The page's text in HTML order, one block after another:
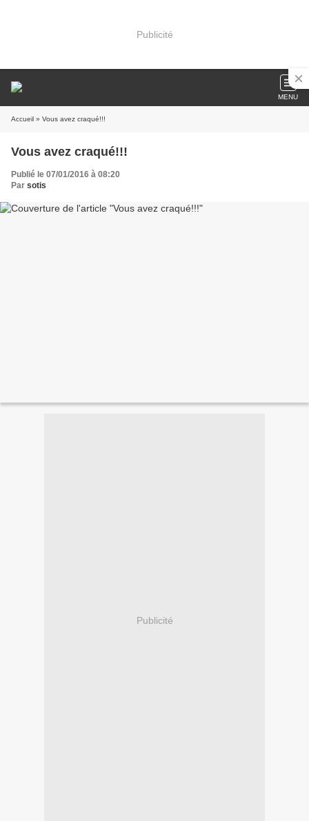
Publicité
MENU
Accueil » Vous avez craqué!!!
Vous avez craqué!!!
Publié le 07/01/2016 à 08:20
Par sotis
Publicité